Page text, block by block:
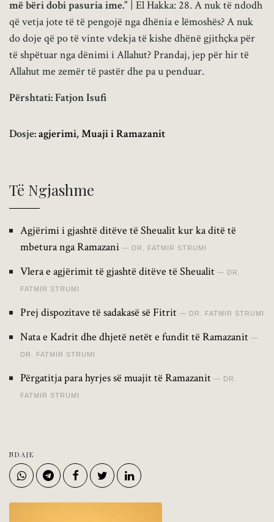
më bëri dobi pasuria ime.” | El Hakka: 28. A nuk të ndodh
që vetja jote të të pengojë nga dhënia e lëmoshës? A nuk
do doje që po të vinte vdekja të kishe dhënë gjithçka për
të shpëtuar nga dënimi i Allahut? Prandaj, jep për hir të
Allahut me zemër të pastër dhe pa u penduar.
Përshtati: Fatjon Isufi
Dosje:agjerimi,Muaji i Ramazanit
Të Ngjashme
Agjërimi i gjashtë ditëve të Sheualit kur ka ditë të
mbetura nga Ramazani
DR. FATMIR STRUMI
Vlera e agjërimit të gjashtë ditëve të Sheualit DR.
FATMIR STRUMI
Prej dispozitave të sadakasë së Fitrit DR. FATMIR STRUMI
Nata e Kadrit dhe dhjetë netët e fundit të Ramazanit
DR. FATMIR STRUMI
Përgatitja para hyrjes së muajit të Ramazanit DR.
FATMIR STRUMI
NDAJE